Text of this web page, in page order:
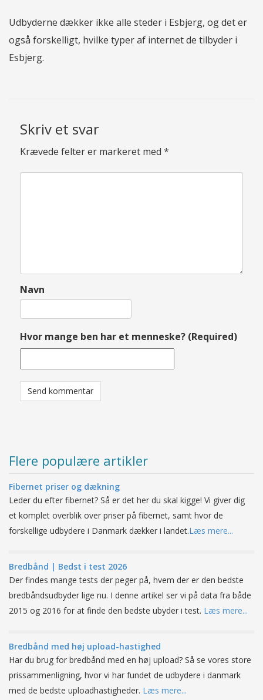
Udbyderne dækker ikke alle steder i Esbjerg, og det er
også forskelligt, hvilke typer af internet de tilbyder i
Esbjerg.
Skriv et svar
Krævede felter er markeret med *
Navn
Hvor mange ben har et menneske? (Required)
Flere populære artikler
Fibernet priser og dækning
Leder du efter fibernet? Så er det her du skal kigge! Vi giver dig
et komplet overblik over priser på fibernet, samt hvor de
forskellige udbydere i Danmark dækker i landet.Læs mere...
Bredbånd | Bedst i test 2026
Der findes mange tests der peger på, hvem der er den bedste
bredbåndsudbyder lige nu. I denne artikel ser vi på data fra både
2015 og 2016 for at finde den bedste ubyder i test. Læs mere...
Bredbånd med høj upload-hastighed
Har du brug for bredbånd med en høj upload? Så se vores store
prissammenligning, hvor vi har fundet de udbydere i danmark
med de bedste uploadhastigheder. Læs mere...